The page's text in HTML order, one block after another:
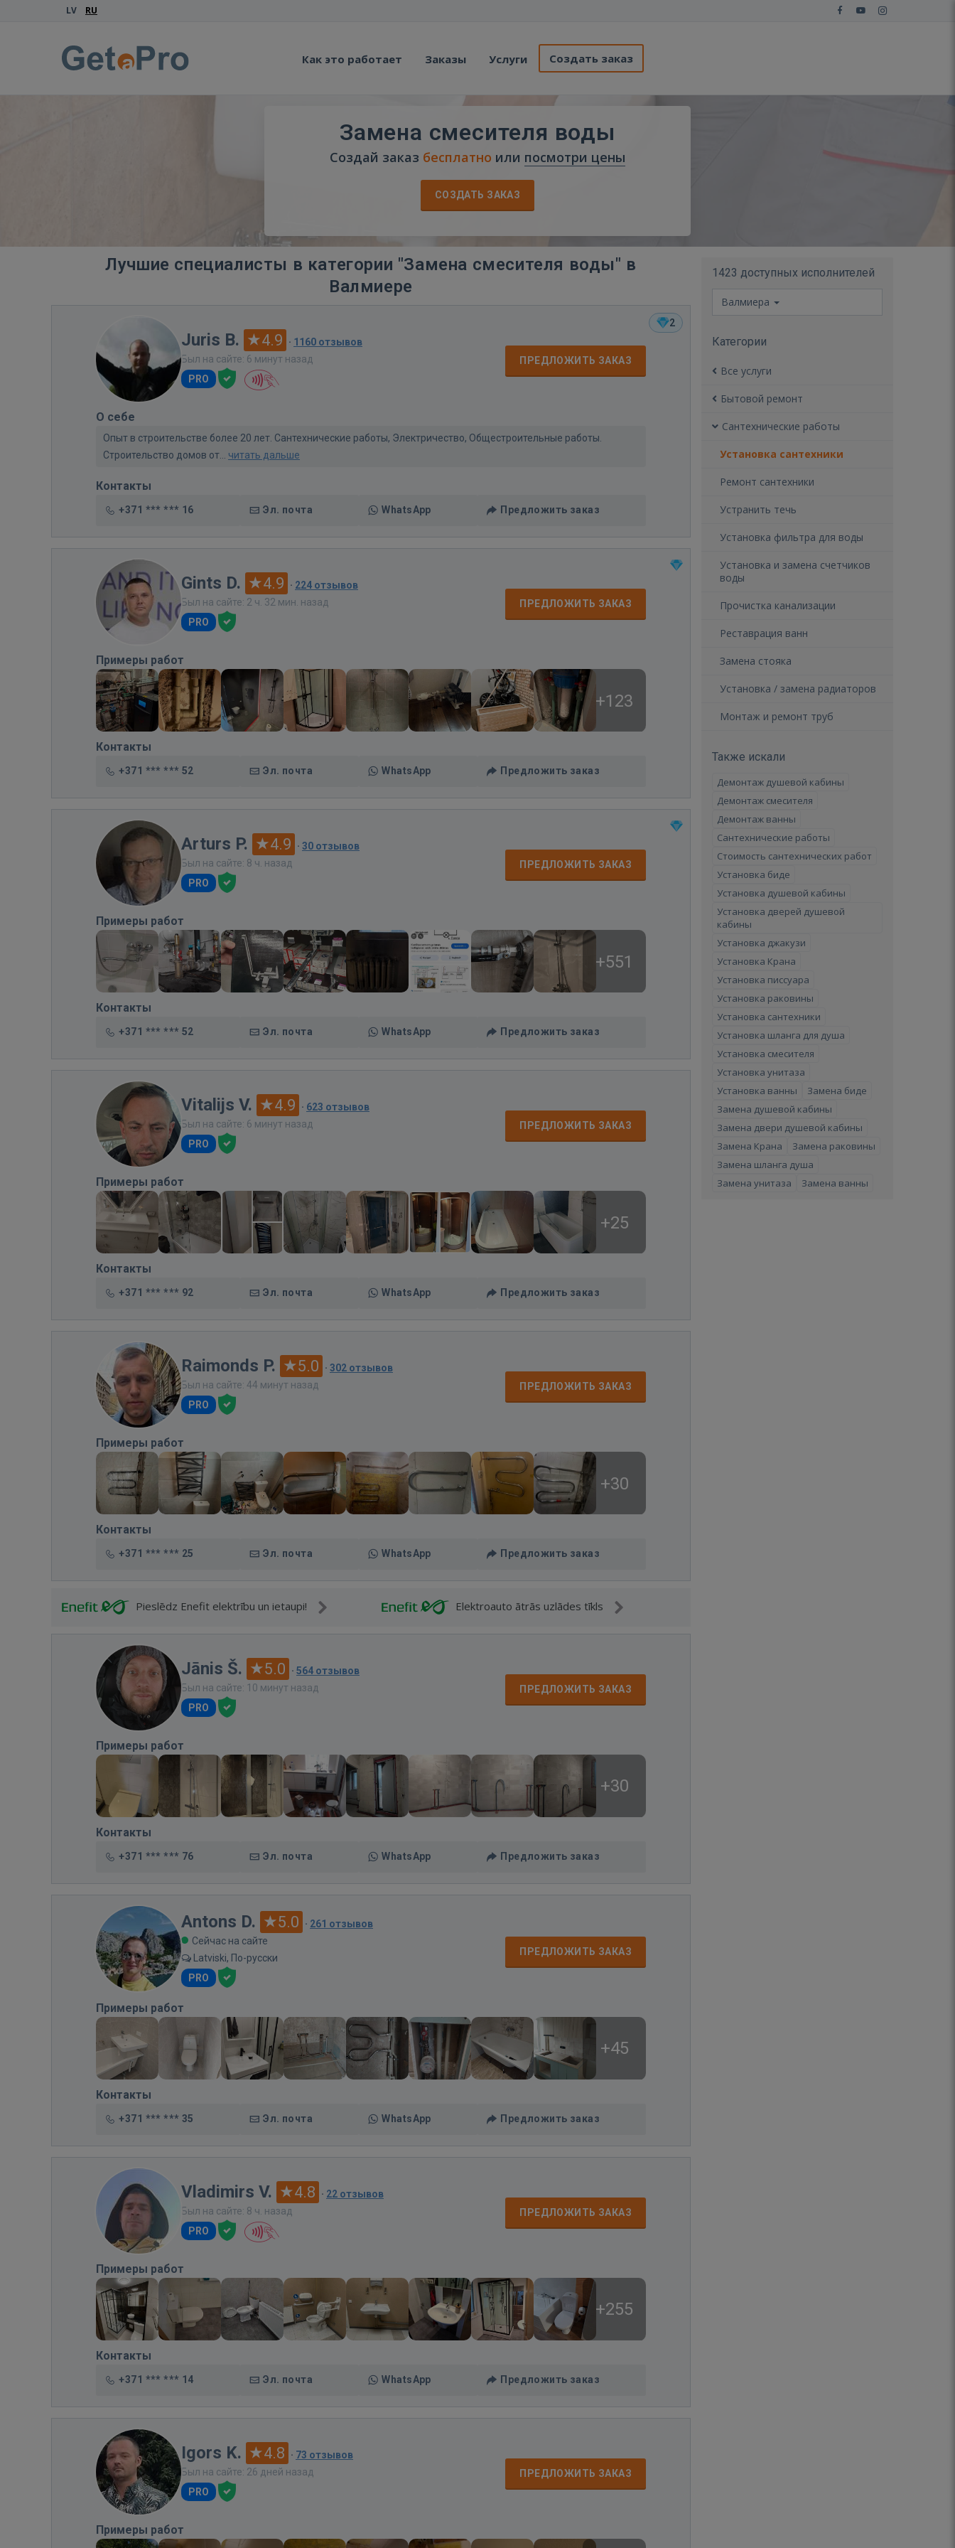
LV RU
Как это работает Заказы Услуги Создать заказ
Замена смесителя воды
Создай заказ бесплатно или посмотри цены
СОЗДАТЬ ЗАКАЗ
Лучшие специалисты в категории "Замена смесителя воды" в
Валмиере
2
Juris B. 4.9 · 1160 отзывов
Был на сайте: 6 минут назад
PRO
ПРЕДЛОЖИТЬ ЗАКАЗ
О себе
Опыт в строительстве более 20 лет. Сантехнические работы, Электричество, Общестроительные работы.
Строительство домов от... читать дальше
Контакты
+371 *** *** 16 Эл. почта WhatsApp Предложить заказ
Gints D. 4.9 · 224 отзывов
Был на сайте: 2 ч. 32 мин. назад
PRO
ПРЕДЛОЖИТЬ ЗАКАЗ
Примеры работ
+123
Контакты
+371 *** *** 52 Эл. почта WhatsApp Предложить заказ
Arturs P. 4.9 · 30 отзывов
Был на сайте: 8 ч. назад
PRO
ПРЕДЛОЖИТЬ ЗАКАЗ
Примеры работ
+551
Контакты
+371 *** *** 52 Эл. почта WhatsApp Предложить заказ
Vitalijs V. 4.9 · 623 отзывов
Был на сайте: 6 минут назад
PRO
ПРЕДЛОЖИТЬ ЗАКАЗ
Примеры работ
+25
Контакты
+371 *** *** 92 Эл. почта WhatsApp Предложить заказ
Raimonds P. 5.0 · 302 отзывов
Был на сайте: 44 минут назад
PRO
ПРЕДЛОЖИТЬ ЗАКАЗ
Примеры работ
+30
Контакты
+371 *** *** 25 Эл. почта WhatsApp Предложить заказ
Pieslēdz Enefit elektrību un ietaupi! Elektroauto ātrās uzlādes tīkls
Jānis Š. 5.0 · 564 отзывов
Был на сайте: 10 минут назад
PRO
ПРЕДЛОЖИТЬ ЗАКАЗ
Примеры работ
+30
Контакты
+371 *** *** 76 Эл. почта WhatsApp Предложить заказ
Antons D. 5.0 · 261 отзывов
Сейчас на сайте
Latviski, По-русски
PRO
ПРЕДЛОЖИТЬ ЗАКАЗ
Примеры работ
+45
Контакты
+371 *** *** 35 Эл. почта WhatsApp Предложить заказ
Vladimirs V. 4.8 · 22 отзывов
Был на сайте: 8 ч. назад
PRO
ПРЕДЛОЖИТЬ ЗАКАЗ
Примеры работ
+255
Контакты
+371 *** *** 14 Эл. почта WhatsApp Предложить заказ
Igors K. 4.8 · 73 отзывов
Был на сайте: 26 дней назад
PRO
ПРЕДЛОЖИТЬ ЗАКАЗ
Примеры работ
1423 доступных исполнителей
Валмиера
Категории
Все услуги
Бытовой ремонт
Сантехнические работы
Установка сантехники
Ремонт сантехники
Устранить течь
Установка фильтра для воды
Установка и замена счетчиков
воды
Прочистка канализации
Реставрация ванн
Замена стояка
Установка / замена радиаторов
Монтаж и ремонт труб
Также искали
Демонтаж душевой кабины
Демонтаж смесителя
Демонтаж ванны
Сантехнические работы
Стоимость сантехнических работ
Установка биде
Установка душевой кабины
Установка дверей душевой
кабины
Установка джакузи
Установка Крана
Установка писсуара
Установка раковины
Установка сантехники
Установка шланга для душа
Установка смесителя
Установка унитаза
Установка ванны
Замена биде
Замена душевой кабины
Замена двери душевой кабины
Замена Крана
Замена раковины
Замена шланга душа
Замена унитаза
Замена ванны